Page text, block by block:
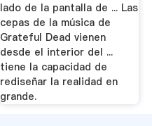
lado de la pantalla de ... Las
cepas de la música de
Grateful Dead vienen
desde el interior del ...
tiene la capacidad de
rediseñar la realidad en
grande.